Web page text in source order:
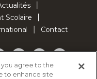
Scolaire
Contact
PinterestInstagramLinkedInTikTok
you agree to the
to enhance site